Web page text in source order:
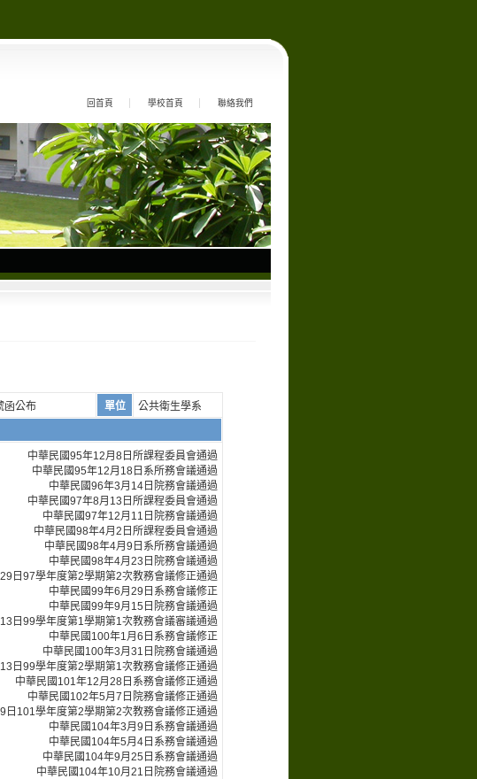
回首頁 學校首頁 聯絡我們
函公布 單位
公共衛生學系
中華民國95年12月8日所課程委員會通過
中華民國95年12月18日系所務會議通過
中華民國96年3月14日院務會議通過
中華民國97年8月13日所課程委員會通過
中華民國97年12月11日院務會議通過
中華民國98年4月2日所課程委員會通過
中華民國98年4月9日系所務會議通過
中華民國98年4月23日院務會議通過
日97學年度第2學期第2次教務會議修正通過
中華民國99年6月29日系務會議修正
中華民國99年9月15日院務會議通過
日99學年度第1學期第1次教務會議審議通過
中華民國100年1月6日系務會議修正
中華民國100年3月31日院務會議通過
日99學年度第2學期第1次教務會議修正通過
中華民國101年12月28日系務會議修正通過
中華民國102年5月7日院務會議修正通過
日101學年度第2學期第2次教務會議修正通過
中華民國104年3月9日系務會議通過
中華民國104年5月4日系務會議通過
中華民國104年9月25日系務會議通過
中華民國104年10月21日院務會議通過